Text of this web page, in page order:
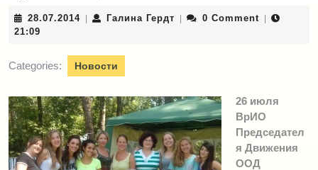
28.07.201428.07.2014Галина Гердт Галина0 Comment
21:09
Categories: Новости
26 июля
ВрИО
Председател
я Движения
ООД